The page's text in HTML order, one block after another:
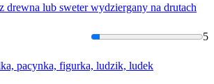
drewna lub sweter wydziergany na drutach
5
pacynka, figurka, ludzik, ludek